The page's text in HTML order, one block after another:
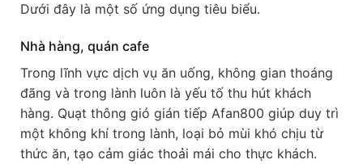
Dưới đây là một số ứng dụng tiêu biểu.
Nhà hàng, quán cafe
Trong lĩnh vực dịch vụ ăn uống, không gian thoáng
đãng và trong lành luôn là yếu tố thu hút khách
hàng. Quạt thông gió gián tiếp Afan800 giúp duy trì
một không khí trong lành, loại bỏ mùi khó chịu từ
thức ăn, tạo cảm giác thoải mái cho thực khách.